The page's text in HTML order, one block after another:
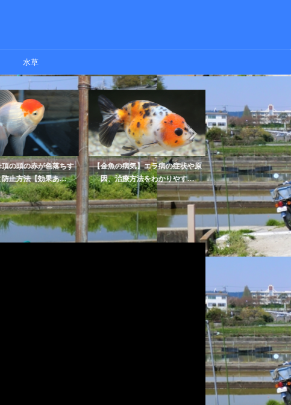
水草
の頭の赤が色落ちす
止方法【効果あ...
【金魚の病気】エラ病の症状や原
因、治療方法をわかりやす...
【金魚】水槽に水槽台
の理由とは？